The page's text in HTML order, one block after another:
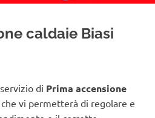
caldaie Biasi
di Prima accensione
che vi permetterà di regolare e